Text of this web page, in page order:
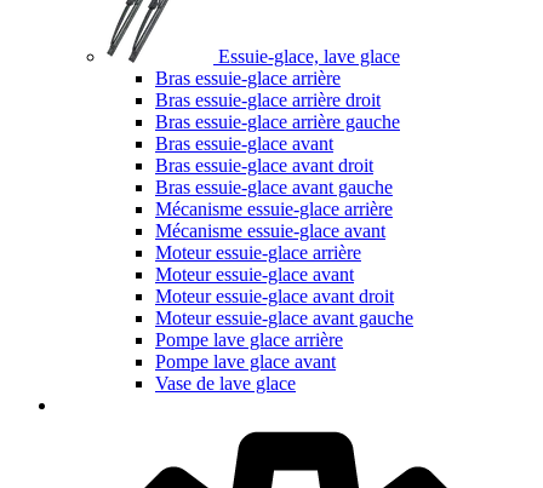
Essuie-glace, lave glace
Bras essuie-glace arrière
Bras essuie-glace arrière droit
Bras essuie-glace arrière gauche
Bras essuie-glace avant
Bras essuie-glace avant droit
Bras essuie-glace avant gauche
Mécanisme essuie-glace arrière
Mécanisme essuie-glace avant
Moteur essuie-glace arrière
Moteur essuie-glace avant
Moteur essuie-glace avant droit
Moteur essuie-glace avant gauche
Pompe lave glace arrière
Pompe lave glace avant
Vase de lave glace